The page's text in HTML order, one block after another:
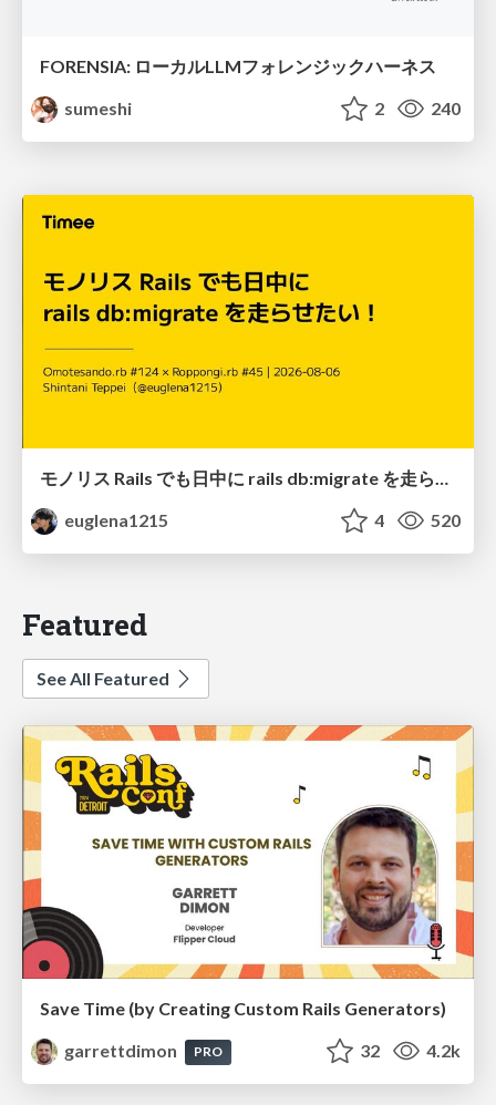
FORENSIA: ローカルLLMフォレンジックハーネス
sumeshi
2 240
モノリス Rails でも日中に rails db:migrate を走らせたい！ / Daytime rails db:migrate on Monolithic Rails!
euglena1215
4 520
Featured
See All Featured
Save Time (by Creating Custom Rails Generators)
garrettdimon
PRO 32 4.2k